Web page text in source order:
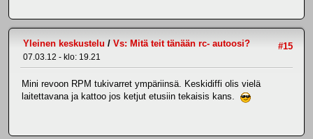
#15
Yleinen keskustelu / Vs: Mitä teit tänään rc- autoosi?
07.03.12 - klo: 19.21
Mini revoon RPM tukivarret ympäriinsä. Keskidiffi olis vielä
laitettavana ja kattoo jos ketjut etusiin tekaisis kans.